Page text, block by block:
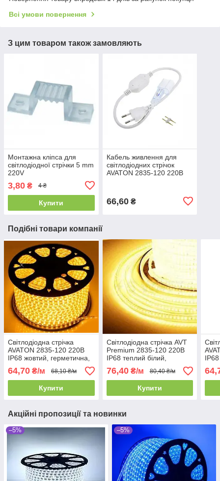
Всі умови повернення
З цим товаром також замовляють
Монтажна кліпса для
світлодіодної стрічки 5 mm
220V
3,80 ₴ 4 ₴
Купити
Кабель живлення для
світлодіодних стрічок
AVATON 2835-120 220В
66,60₴
Подібні товари компанії
Світлодіодна стрічка
AVATON 2835-120 220В
IP68 жовтий, герметична,
1 м
64,70 ₴/м 68,10 ₴/м
Купити
Світлодіодна стрічка AVT
Premium 2835-120 220В
IP68 теплий білий,
герметична, 1 м
76,40₴/м 80,40 ₴/м
Купити
1 м
Акційні пропозиції та новинки
–5% –5%